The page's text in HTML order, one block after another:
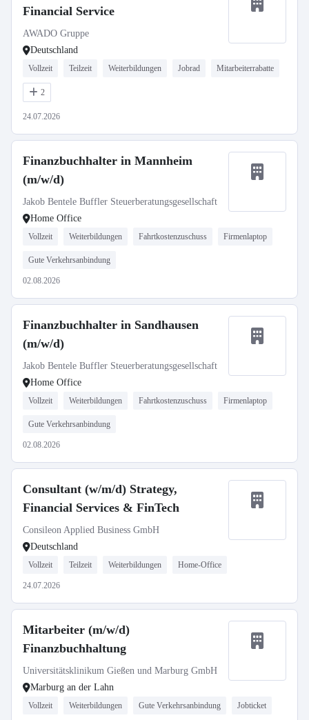
Financial Service
AWADO Gruppe
Deutschland
Vollzeit Teilzeit Weiterbildungen Jobrad Mitarbeiterrabatte
2
24.07.2026
Finanzbuchhalter in Mannheim
(m/w/d)
Jakob Bentele Buffler Steuerberatungsgesellschaft
Home Office
Vollzeit Weiterbildungen Fahrtkostenzuschuss Firmenlaptop
Gute Verkehrsanbindung
02.08.2026
Finanzbuchhalter in Sandhausen
(m/w/d)
Jakob Bentele Buffler Steuerberatungsgesellschaft
Home Office
Vollzeit Weiterbildungen Fahrtkostenzuschuss Firmenlaptop
Gute Verkehrsanbindung
02.08.2026
Consultant (w/m/d) Strategy,
Financial Services & FinTech
Consileon Applied Business GmbH
Deutschland
Vollzeit Teilzeit Weiterbildungen Home-Office
24.07.2026
Mitarbeiter (m/w/d)
Finanzbuchhaltung
Universitätsklinikum Gießen und Marburg GmbH
Marburg an der Lahn
Vollzeit Weiterbildungen Gute Verkehrsanbindung Jobticket